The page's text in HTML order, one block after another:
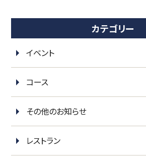
カテゴリー
イベント
コース
その他のお知らせ
レストラン